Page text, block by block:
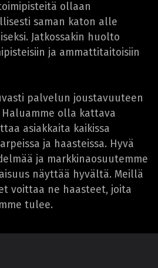
ollaan
saman katon alle
Jatkossakin huolto
ja ammattitaitoisiin
palvelun joustavuuteen
olla kattava
asiakkaita kaikissa
ja haasteissa. Hyvä
ja markkinaosuutemme
näyttää hyvältä. Meillä
voittaa ne haasteet, joita
tulee.